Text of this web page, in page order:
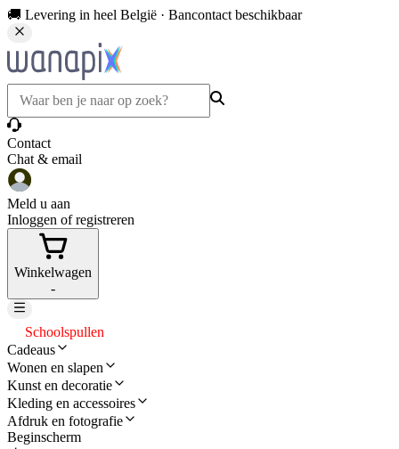
🚚 Levering in heel België · Bancontact beschikbaar
Contact
Chat & email
Meld u aan
Inloggen of registreren
Winkelwagen
-
Schoolspullen
Cadeaus
Wonen en slapen
Kunst en decoratie
Kleding en accessoires
Afdruk en fotografie
Beginscherm